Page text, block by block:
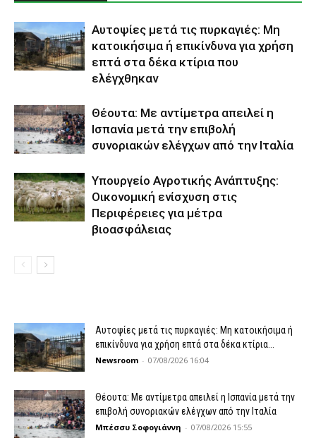
Αυτοψίες μετά τις πυρκαγιές: Μη
κατοικήσιμα ή επικίνδυνα για χρήση
επτά στα δέκα κτίρια που
ελέγχθηκαν
Θέουτα: Με αντίμετρα απειλεί η
Ισπανία μετά την επιβολή
συνοριακών ελέγχων από την Ιταλία
Υπουργείο Αγροτικής Ανάπτυξης:
Οικονομική ενίσχυση στις
Περιφέρειες για μέτρα
βιοασφάλειας
Αυτοψίες μετά τις πυρκαγιές: Μη κατοικήσιμα ή
επικίνδυνα για χρήση επτά στα δέκα κτίρια...
Newsroom - 07/08/2026 16:04
Θέουτα: Με αντίμετρα απειλεί η Ισπανία μετά την
επιβολή συνοριακών ελέγχων από την Ιταλία
Μπέσσυ Σοφογιάννη - 07/08/2026 15:55